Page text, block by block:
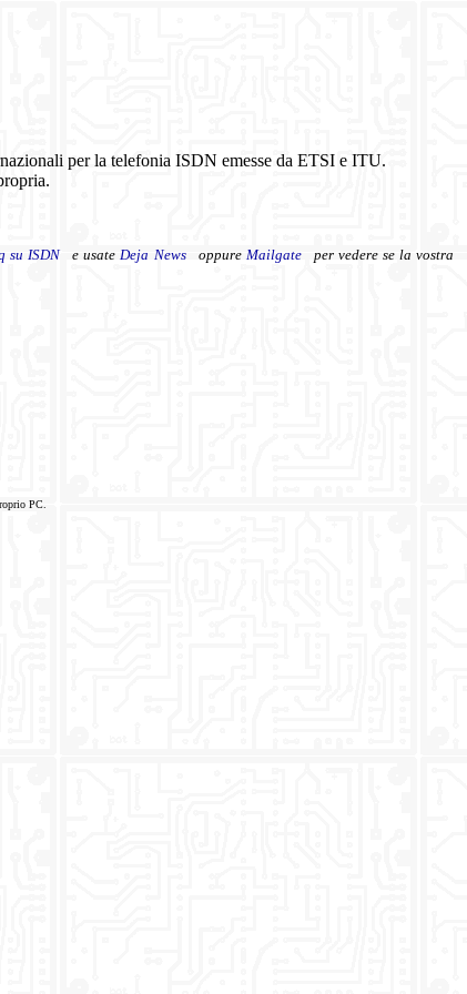
per la telefonia ISDN emesse da ETSI e ITU.
su ISDN e usateDeja News oppure Mailgate
per vedere se la vostra
PC.